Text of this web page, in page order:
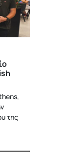
της